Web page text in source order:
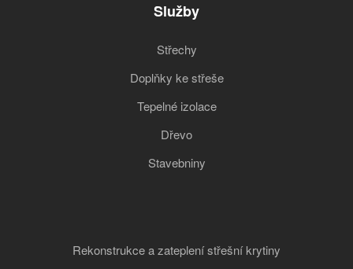
Služby
Střechy
Doplňky ke střeše
Tepelné izolace
Dřevo
Stavebniny
Rekonstrukce a zateplení střešní krytiny